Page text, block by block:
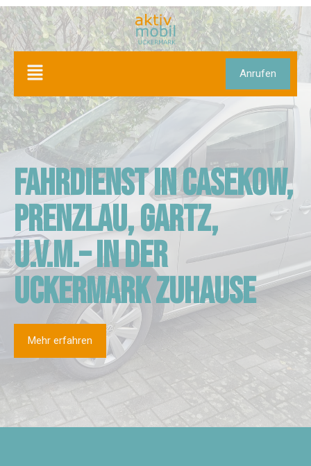
Anrufen
Fahrdienst in Casekow,
Prenzlau, Gartz,
u.v.m.– in der
Uckermark zuhause
Mehr erfahren